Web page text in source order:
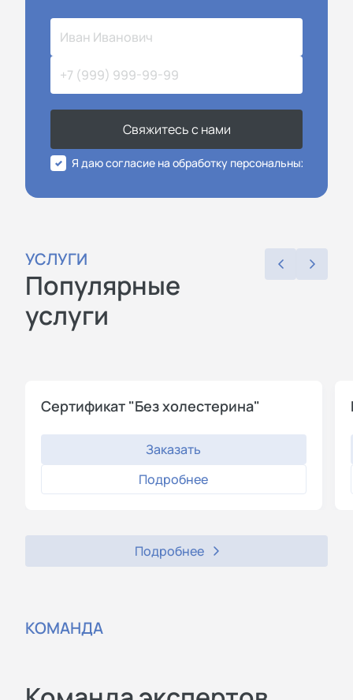
Свяжитесь с нами
Я даю согласие на обработку персональных
УСЛУГИ
Популярные
услуги
Сертификат "Без холестерина"
Заказать
Подробнее
Подробнее
КОМАНДА